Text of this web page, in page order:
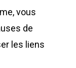
vous
de
les liens